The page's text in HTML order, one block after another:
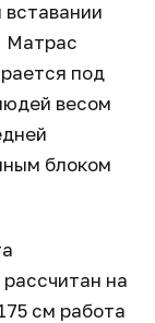
вставании
Матрас
под
весом
блоком
на
см работа